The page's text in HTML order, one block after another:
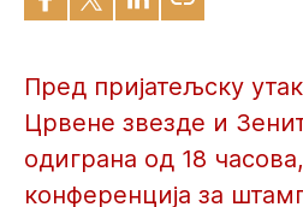
Пред пријатељску
Црвене звезде и
одиграна од 18
конференција за